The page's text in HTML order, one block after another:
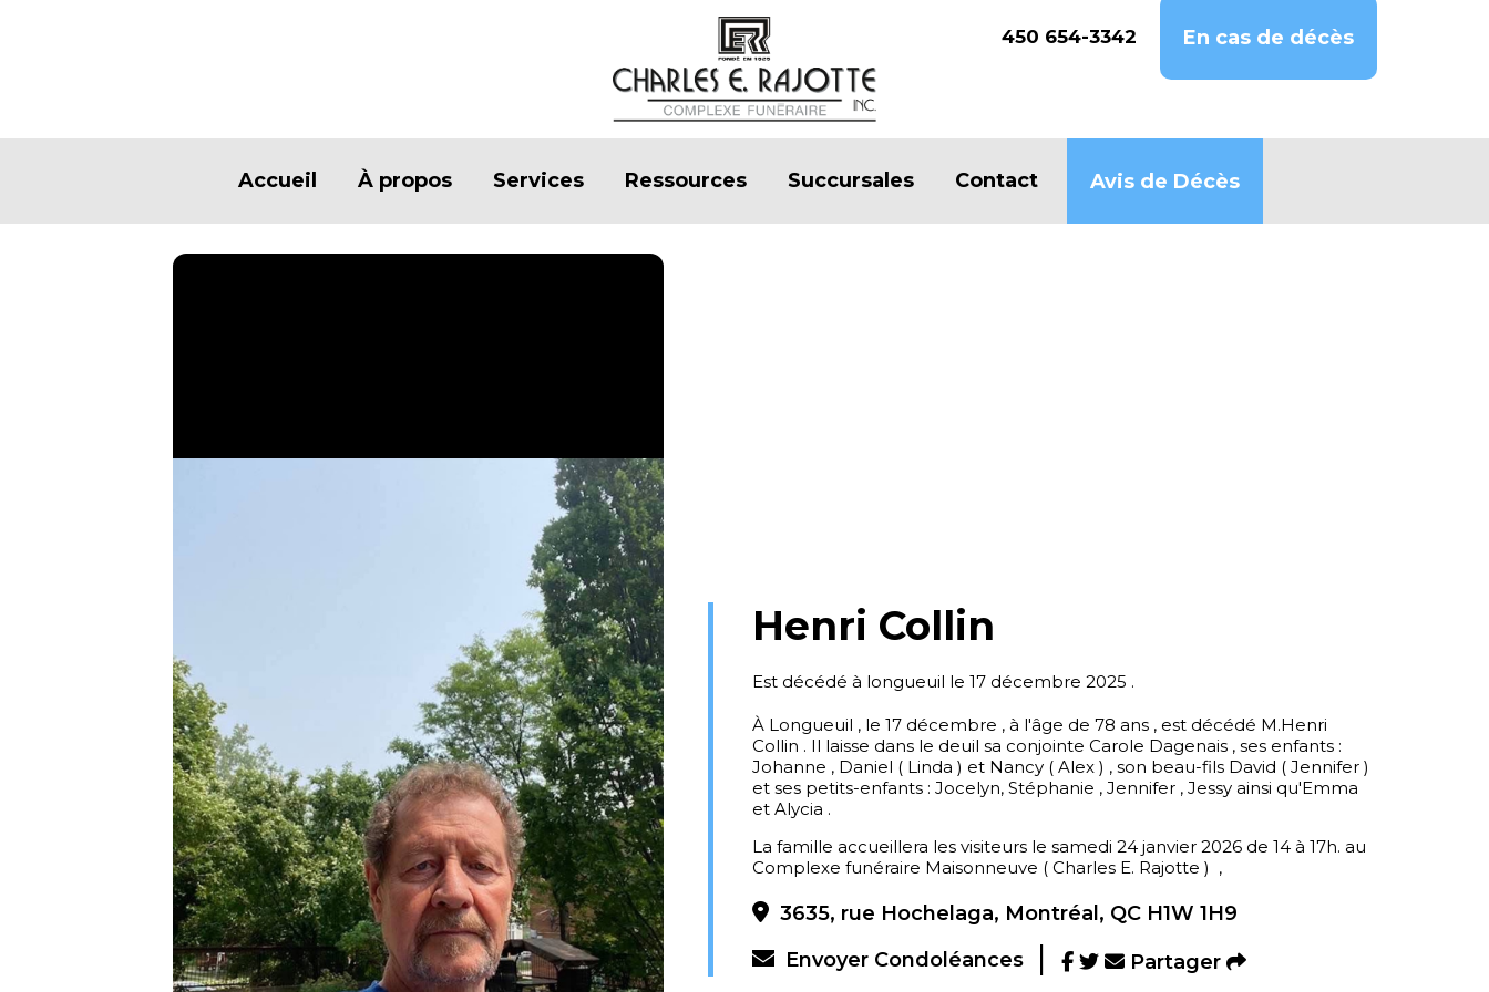
450 654-3342 En cas de décès
Accueil À propos Services Ressources Succursales Contact Avis de Décès
Henri Collin
Est décédé à longueuil le 17 décembre 2025 .
À Longueuil , le 17 décembre , à l'âge de 78 ans , est décédé M.Henri
Collin . Il laisse dans le deuil sa conjointe Carole Dagenais , ses enfants :
Johanne , Daniel ( Linda ) et Nancy ( Alex ) , son beau-fils David ( Jennifer )
et ses petits-enfants : Jocelyn, Stéphanie , Jennifer , Jessy ainsi qu'Emma
et Alycia .
La famille accueillera les visiteurs le samedi 24 janvier 2026 de 14 à 17h. au
Complexe funéraire Maisonneuve ( Charles E. Rajotte ) ,
3635, rue Hochelaga, Montréal, QC H1W 1H9
Envoyer Condoléances
Partager